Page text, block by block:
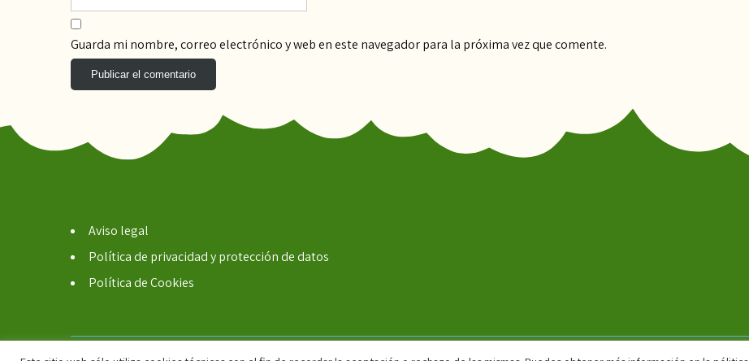
Guarda mi nombre, correo electrónico y web en este navegador para la próxima vez que comente.
Aviso legal
Política de privacidad y protección de datos
Política de Cookies